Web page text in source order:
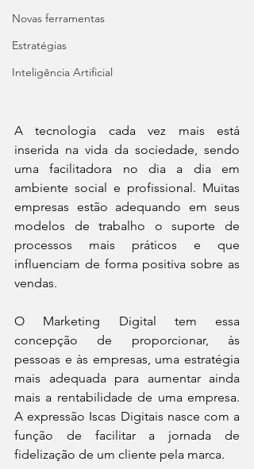
Novas ferramentas
Estratégias
Inteligência Artificial
A tecnologia cada vez mais está
inserida na vida da sociedade, sendo
uma facilitadora no dia a dia em
ambiente social e profissional. Muitas
empresas estão adequando em seus
modelos de trabalho o suporte de
processos mais práticos e que
influenciam de forma positiva sobre as
vendas.
O Marketing Digital tem essa
concepção de proporcionar, às
pessoas e às empresas, uma estratégia
mais adequada para aumentar ainda
mais a rentabilidade de uma empresa.
A expressão Iscas Digitais nasce com a
função de facilitar a jornada de
fidelização de um cliente pela marca.